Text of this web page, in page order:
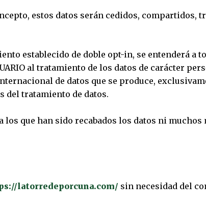
estos datos serán cedidos, compartidos,
establecido de doble opt-in, se entenderá a
al tratamiento de los datos de carácter
de datos que se produce,
del tratamiento de datos.
que han sido recabados los datos ni muchos
latorredeporcuna.com/ sin necesidad del